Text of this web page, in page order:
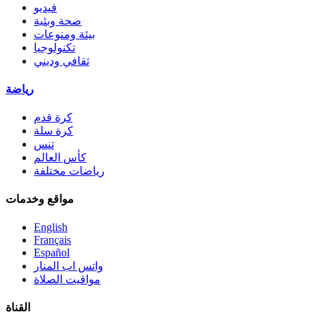
فيديو
صحة وبئية
بيئة ومنوعات
تكنولوجيا
ثقافي وديني
رياضة
كرة قدم
كرة سلة
تنس
كأس العالم
رياضات مختلفة
مواقع وخدمات
English
Français
Español
واتس اب المنار
مواقيت الصلاة
القناة